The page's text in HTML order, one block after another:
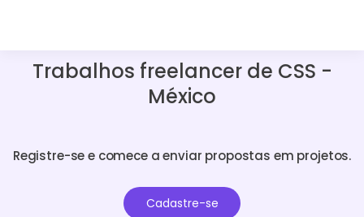
Trabalhos freelancer de CSS -
México
Registre-se e comece a enviar propostas em projetos.
Cadastre-se